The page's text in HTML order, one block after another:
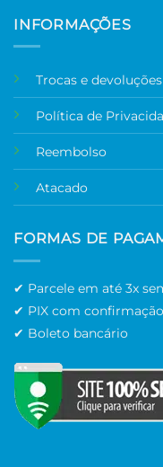
INFORMAÇÕES
Trocas e devoluções
Política de
Reembolso
Atacado
FORMAS DE
✔ Parcele em até 3x
✔ PIX com
✔ Boleto bancário